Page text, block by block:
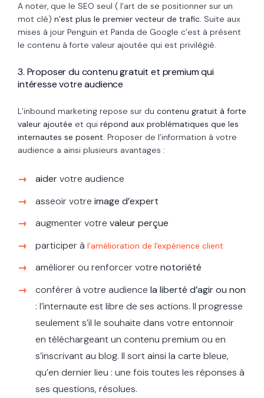
A noter, que le SEO seul ( l’art de se positionner sur un
mot clé) n’est plus le premier vecteur de trafic. Suite aux
mises à jour Penguin et Panda de Google c’est à présent
le contenu à forte valeur ajoutée qui est privilégié.
3. Proposer du contenu gratuit et premium qui
intéresse votre audience
L’inbound marketing repose sur du contenu gratuit à forte
valeur ajoutée et qui répond aux problématiques que les
internautes se posent. Proposer de l’information à votre
audience a ainsi plusieurs avantages :
aidervotre audience
asseoir votre image d’expert
augmenter votre valeur perçue
participer à l’amélioration de l'expérience client
améliorer ou renforcer votre notoriété
conférer à votre audience la liberté d’agir ou non
: l’internaute est libre de ses actions. Il progresse
seulement s’il le souhaite dans votre entonnoir
en téléchargeant un contenu premium ou en
s’inscrivant au blog. Il sort ainsi la carte bleue,
qu’en dernier lieu : une fois toutes les réponses à
ses questions, résolues.